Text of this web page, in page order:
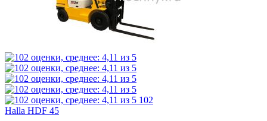
102
Halla HDF 45